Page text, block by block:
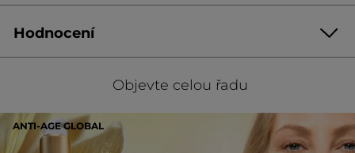
Hodnocení
hodnocení
pro
PŘIDAT HODNOCENÍ
Objevte celou řadu
ANTI-AGE GLOBAL